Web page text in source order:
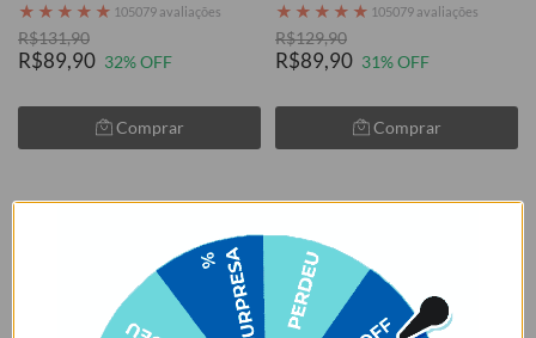
★ ★ ★ ★ ★ 105079 avaliações
R$131,90
R$89,90 32% OFF
Comprar
★ ★ ★ ★ ★ 105079 avaliações
R$129,90
R$89,90 31% OFF
Comprar